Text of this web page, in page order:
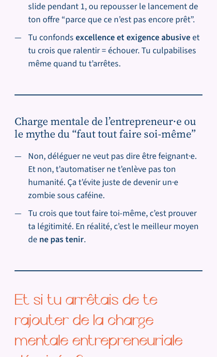
slide pendant 1, ou repousser le lancement de
ton offre “parce que ce n’est pas encore prêt”.
Tu confonds excellence et exigence abusiveet
tu crois que ralentir = échouer. Tu culpabilises
même quand tu t’arrêtes.
Charge mentale de l’entrepreneur·e ou
le mythe du “faut tout faire soi-même”
Non, déléguer ne veut pas dire être feignant·e.
Et non, t’automatiser ne t’enlève pas ton
humanité. Ça t’évite juste de devenir un·e
zombie sous caféine.
Tu crois que tout faire toi-même, c’est prouver
ta légitimité. En réalité, c’est le meilleur moyen
de ne pas tenir.
Et si tu arrêtais de te
rajouter de la charge
mentale entrepreneuriale